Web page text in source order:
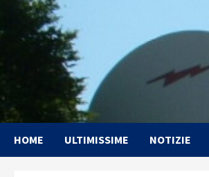
contenuto
HOME ULTIMISSIME NOTIZIE